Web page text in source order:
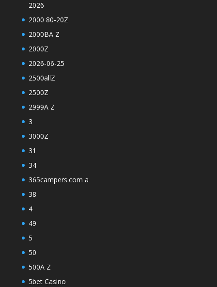
2026
2000 80-20Z
2000BA Z
2000Z
2026-06-25
2500allZ
2500Z
2999A Z
3
3000Z
31
34
365campers.com a
38
4
49
5
50
500A Z
5bet Casino